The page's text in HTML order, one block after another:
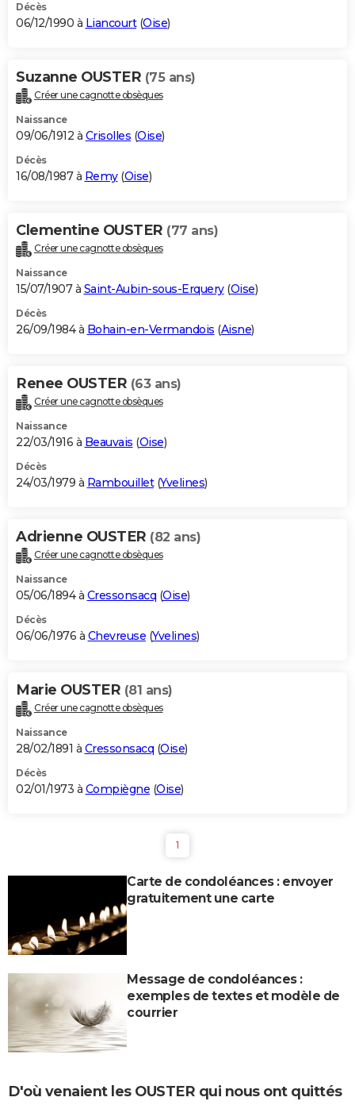
Décès
06/12/1990 à Liancourt(Oise)
Suzanne OUSTER (75 ans)
Créer une cagnotte obsèques
Naissance
09/06/1912 à Crisolles (Oise)
Décès
16/08/1987 à Remy(Oise)
Clementine OUSTER (77 ans)
Créer une cagnotte obsèques
Naissance
15/07/1907 à Saint-Aubin-sous-Erquery(Oise)
Décès
26/09/1984 à Bohain-en-Vermandois (Aisne)
Renee OUSTER (63 ans)
Créer une cagnotte obsèques
Naissance
22/03/1916 à Beauvais (Oise)
Décès
24/03/1979 à Rambouillet(Yvelines)
Adrienne OUSTER (82 ans)
Créer une cagnotte obsèques
Naissance
05/06/1894 à Cressonsacq (Oise)
Décès
06/06/1976 à Chevreuse (Yvelines)
Marie OUSTER (81 ans)
Créer une cagnotte obsèques
Naissance
28/02/1891 à Cressonsacq (Oise)
Décès
02/01/1973 à Compiègne (Oise)
1
Carte de condoléances : envoyer
gratuitement une carte
Message de condoléances :
exemples de textes et modèle de
courrier
D'où venaient les OUSTER qui nous ont quittés